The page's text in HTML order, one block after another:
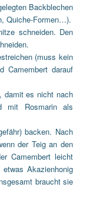
Backblechen
Quiche-Formen…).
schneiden. Den
(muss kein
Camembert darauf
damit es nicht nach
mit Rosmarin als
backen. Nach
der Teig an den
Camembert leicht
Akazienhonig
braucht sie